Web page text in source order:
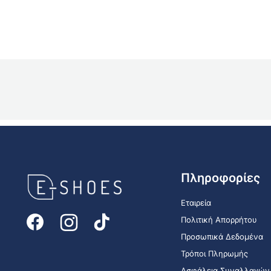
Πληροφορίες
Εταιρεία
Πολιτική Απορρήτου
Προσωπικά Δεδομένα
Τρόποι Πληρωμής